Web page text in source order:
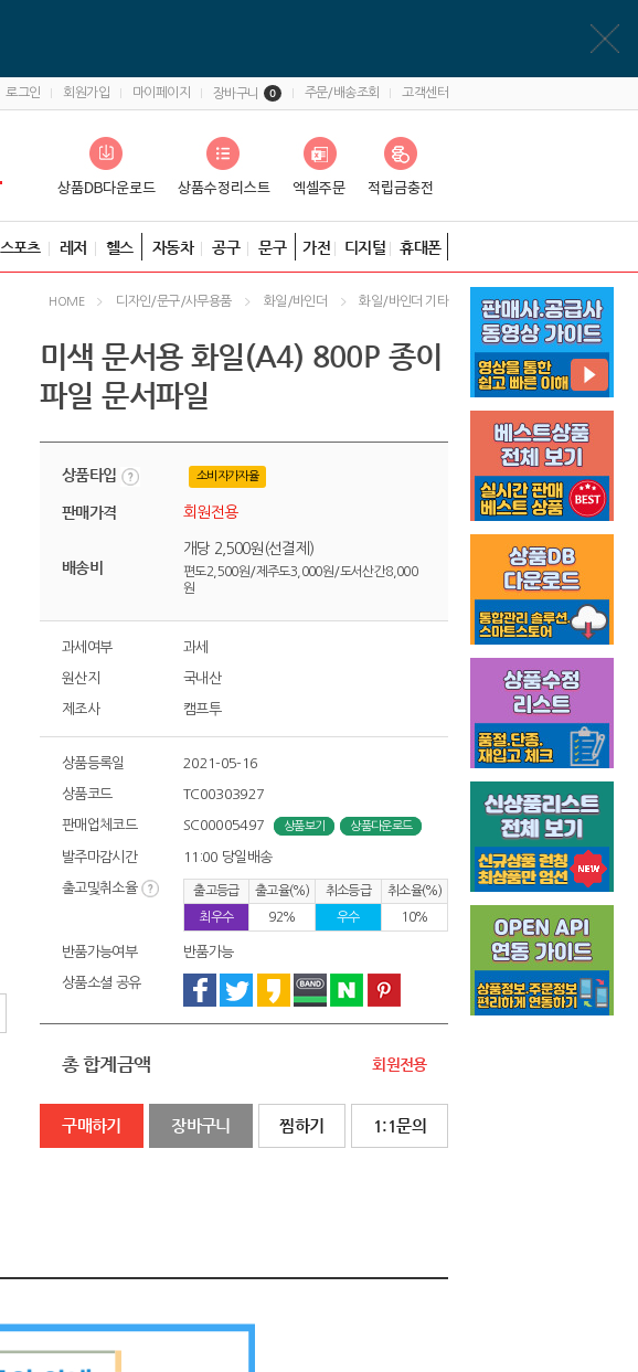
로그인 회원가입 마이페이지 장바구니 0 주문/배송조회 고객센터
스포츠 레저 헬스 자동차 공구 문구 가전 디지털 휴대폰
HOME 디자인/문구/사무용품 화일/바인더 화일/바인더 기타
미색 문서용 화일(A4) 800P 종이
파일 문서파일
상품타입 소비자가자율
판매가격 회원전용
배송비
개당 2,500원(선결제)
편도2,500원/제주도3,000원/도서산간8,000
원
과세여부 과세
원산지 국내산
제조사 캠프투
상품등록일 2021-05-16
상품코드 TC00303927
판매업체코드 SC00005497 상품보기 상품다운로드
발주마감시간 11:00 당일배송
출고및취소율 출고등급 출고율(%) 취소등급
취소율(%)
최우수
92% 우수 10%
반품가능여부 반품가능
상품소셜 공유
총 합계금액 회원전용
구매하기 장바구니 찜하기 1:1문의